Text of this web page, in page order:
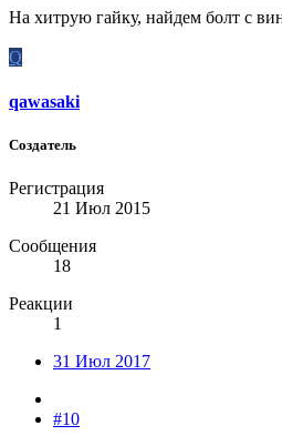
На хитрую гайку, найдем болт с
Q
qawasaki
Создатель
Регистрация
21 Июл 2015
Сообщения
18
Реакции
1
31 Июл 2017
#10